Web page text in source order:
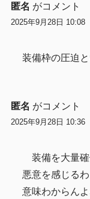
匿名 がコメント
2025年9月28日 10:08
装備枠の圧迫
匿名 がコメント
2025年9月28日 10:36
装備を大量
悪意を感じる
意味わからん